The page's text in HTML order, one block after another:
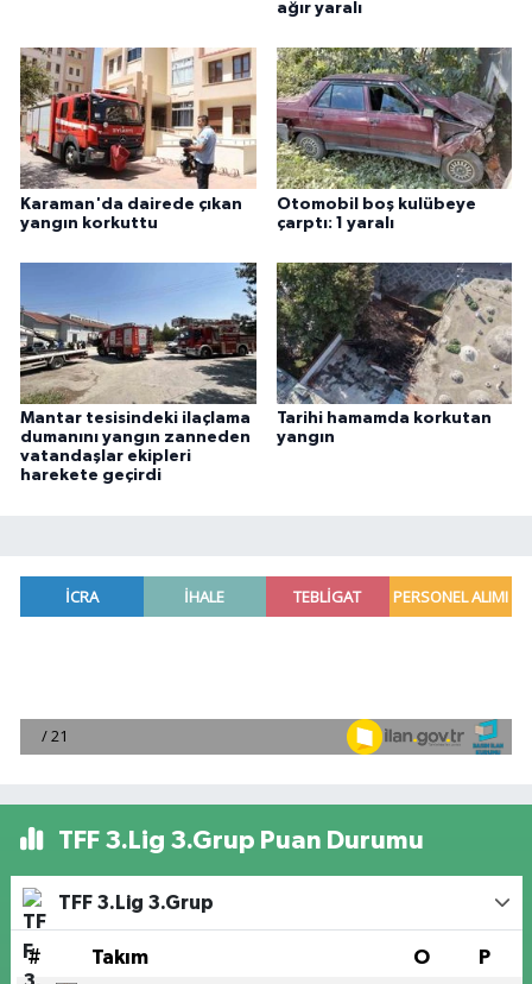
ağır yaralı
Karaman'da dairede çıkan
yangın korkuttu
Otomobil boş kulübeye
çarptı: 1 yaralı
Mantar tesisindeki ilaçlama
dumanını yangın zanneden
vatandaşlar ekipleri
harekete geçirdi
Tarihi hamamda korkutan
yangın
TFF 3.Lig 3.Grup Puan Durumu
TFF 3.Lig 3.Grup
# Takım O P